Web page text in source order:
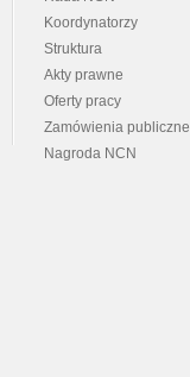
Koordynatorzy
Struktura
Akty prawne
Oferty pracy
Zamówienia publiczne
Nagroda NCN